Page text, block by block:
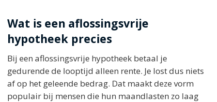
Wat is een aflossingsvrije
hypotheek precies
Bij een aflossingsvrije hypotheek betaal je
gedurende de looptijd alleen rente. Je lost dus niets
af op het geleende bedrag. Dat maakt deze vorm
populair bij mensen die hun maandlasten zo laag